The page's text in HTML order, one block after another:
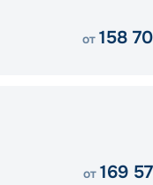
от 158
от 169